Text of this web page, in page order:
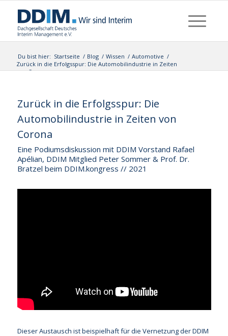
Du bist hier: Startseite / Blog / Wissen / Automotive /
Zurück in die Erfolgsspur: Die Automobilindustrie in Zeiten
von Corona...
Zurück in die Erfolgsspur: Die
Automobilindustrie in Zeiten von
Corona
Eine Podiumsdiskussion mit DDIM Vorstand Rafael
Apélian, DDIM Mitglied Peter Sommer & Prof. Dr.
Bratzel beim DDIM.kongress // 2021
Dieser Austausch ist beispielhaft für die Vernetzung der DDIM